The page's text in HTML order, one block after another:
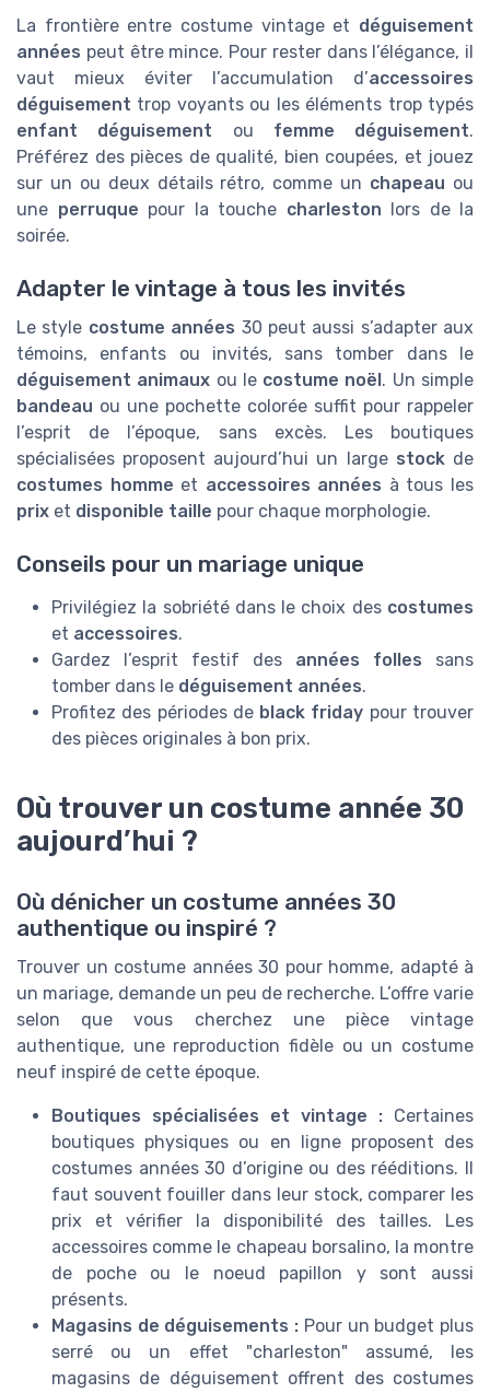
La frontière entre costume vintage et déguisement
années peut être mince. Pour rester dans l’élégance, il
vaut mieux éviter l’accumulation d’accessoires
déguisement trop voyants ou les éléments trop typés
enfant déguisement ou femme déguisement.
Préférez des pièces de qualité, bien coupées, et jouez
sur un ou deux détails rétro, comme un chapeau ou
une perruque pour la touche charleston lors de la
soirée.
Adapter le vintage à tous les invités
Le style costume années 30 peut aussi s’adapter aux
témoins, enfants ou invités, sans tomber dans le
déguisement animaux ou le costume noël. Un simple
bandeau ou une pochette colorée suffit pour rappeler
l’esprit de l’époque, sans excès. Les boutiques
spécialisées proposent aujourd’hui un large stockde
costumes homme et accessoires années à tous les
prix et disponible taille pour chaque morphologie.
Conseils pour un mariage unique
Privilégiez la sobriété dans le choix des costumes
et accessoires.
Gardez l’esprit festif des années folles sans
tomber dans le déguisement années.
Profitez des périodes de black friday pour trouver
des pièces originales à bon prix.
Où trouver un costume année 30
aujourd’hui ?
Où dénicher un costume années 30
authentique ou inspiré ?
Trouver un costume années 30 pour homme, adapté à
un mariage, demande un peu de recherche. L’offre varie
selon que vous cherchez une pièce vintage
authentique, une reproduction fidèle ou un costume
neuf inspiré de cette époque.
Boutiques spécialisées et vintage : Certaines
boutiques physiques ou en ligne proposent des
costumes années 30 d’origine ou des rééditions. Il
faut souvent fouiller dans leur stock, comparer les
prix et vérifier la disponibilité des tailles. Les
accessoires comme le chapeau borsalino, la montre
de poche ou le noeud papillon y sont aussi
présents.
Magasins de déguisements : Pour un budget plus
serré ou un effet "charleston" assumé, les
magasins de déguisement offrent des costumes